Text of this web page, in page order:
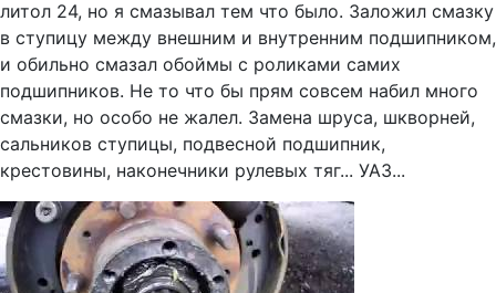
литол 24, но я смазывал тем что было. Заложил смазку
в ступицу между внешним и внутренним подшипником,
и обильно смазал обоймы с роликами самих
подшипников. Не то что бы прям совсем набил много
смазки, но особо не жалел. Замена шруса, шкворней,
сальников ступицы, подвесной подшипник,
крестовины, наконечники рулевых тяг... УАЗ...